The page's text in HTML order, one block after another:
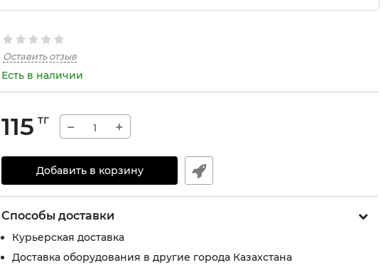
Оставить отзыв
Есть в наличии
115 тг − +
Добавить в корзину
Способы доставки
Курьерская доставка
Доставка оборудования в другие города Казахстана